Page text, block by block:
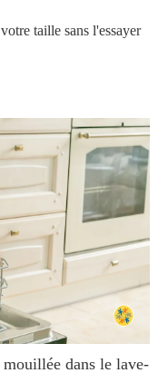
taille sans l'essayer
dans le lave-